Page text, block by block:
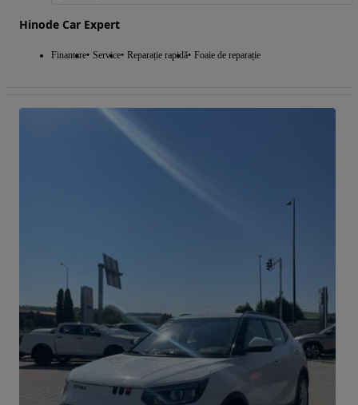
Hinode Car Expert
Finantare Service Reparație rapidă Foaie de reparație